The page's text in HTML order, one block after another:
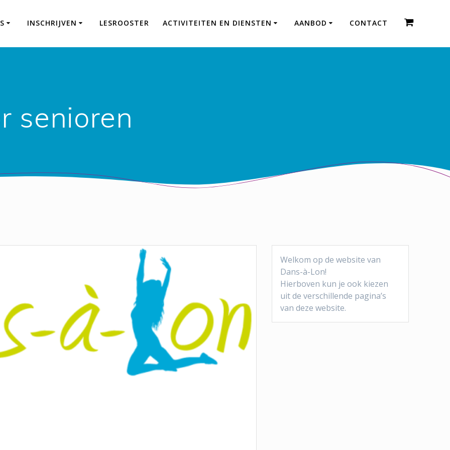
INSCHRIJVEN LESROOSTER ACTIVITEITEN EN DIENSTEN AANBOD CONTACT
senioren
Welkom op de website van
Dans-à-Lon!
Hierboven kun je ook kiezen
uit de verschillende pagina’s
van deze website.